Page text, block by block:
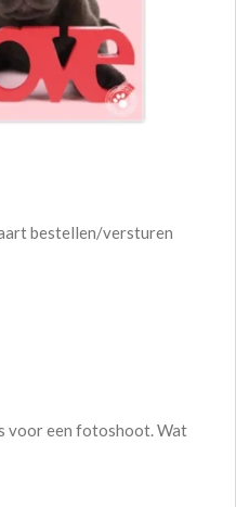
bestellen/versturen
voor een fotoshoot. Wat